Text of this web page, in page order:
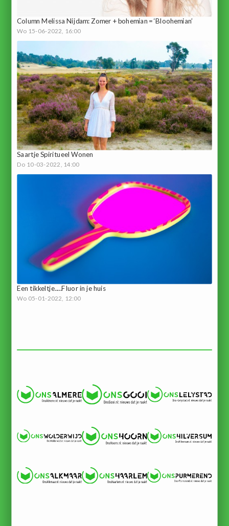
Column Melissa Nijdam: Zomer + bohemian = ‘Bloohemian’
Wo 15-06-2022, 16:00
Saartje Spiritueel Wonen
Do 10-03-2022, 14:00
Een tikkeltje.....Fluor in je huis
Wo 05-01-2022, 12:00